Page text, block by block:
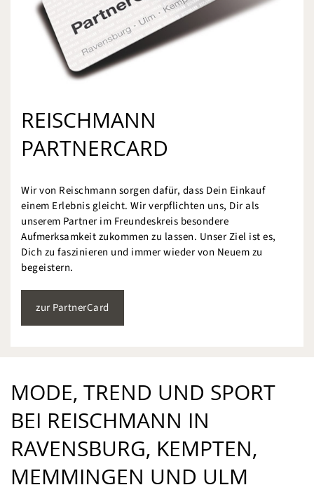
REISCHMANN
PARTNERCARD
Wir von Reischmann sorgen dafür, dass Dein Einkauf
einem Erlebnis gleicht. Wir verpflichten uns, Dir als
unserem Partner im Freundeskreis besondere
Aufmerksamkeit zukommen zu lassen. Unser Ziel ist es,
Dich zu faszinieren und immer wieder von Neuem zu
begeistern.
zur PartnerCard
MODE, TREND UND SPORT
BEI REISCHMANN IN
RAVENSBURG, KEMPTEN,
MEMMINGEN UND ULM